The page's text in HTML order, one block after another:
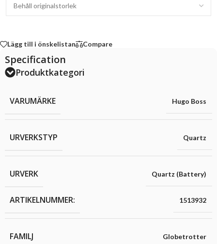
Lägg till i önskelistan Compare
Specification
Produktkategori
VARUMÄRKE Hugo Boss
URVERKSTYP Quartz
URVERK Quartz (Battery)
ARTIKELNUMMER: 1513932
FAMILJ Globetrotter